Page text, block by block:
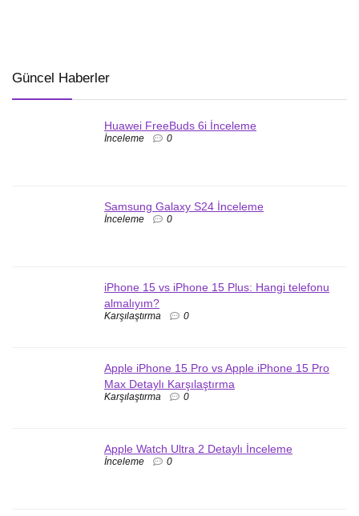
Güncel Haberler
Huawei FreeBuds 6i İnceleme
İnceleme 0
Samsung Galaxy S24 İnceleme
İnceleme 0
iPhone 15 vs iPhone 15 Plus: Hangi telefonu
almalıyım?
Karşılaştırma 0
Apple iPhone 15 Pro vs Apple iPhone 15 Pro
Max Detaylı Karşılaştırma
Karşılaştırma 0
Apple Watch Ultra 2 Detaylı İnceleme
İnceleme 0